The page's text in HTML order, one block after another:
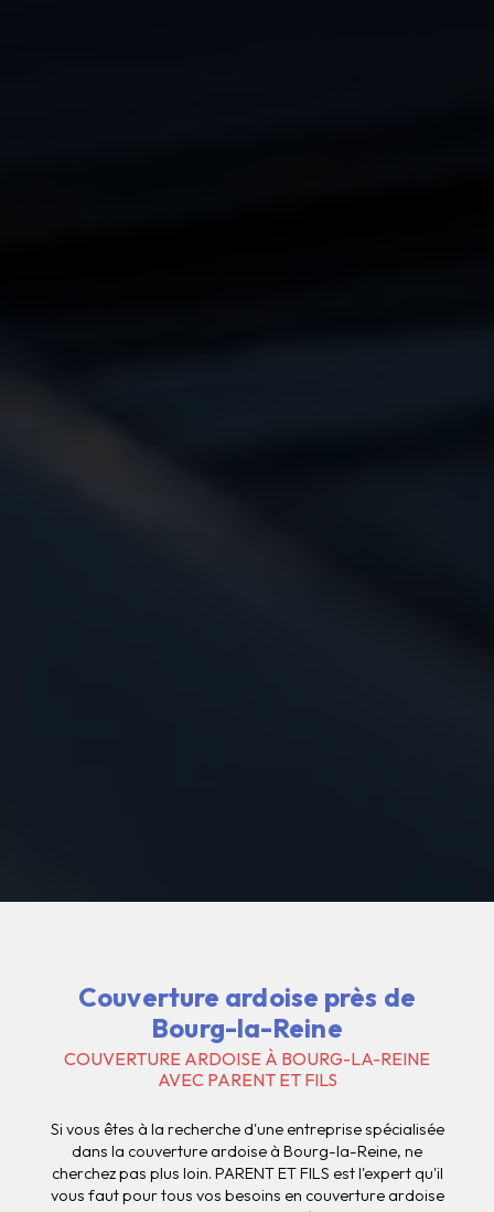
Couverture ardoise près de
Bourg-la-Reine
COUVERTURE ARDOISE À BOURG-LA-REINE
AVEC PARENT ET FILS
Si vous êtes à la recherche d'une entreprise spécialisée
dans la couverture ardoise à Bourg-la-Reine, ne
cherchez pas plus loin. PARENT ET FILS est l'expert qu'il
vous faut pour tous vos besoins en couverture ardoise